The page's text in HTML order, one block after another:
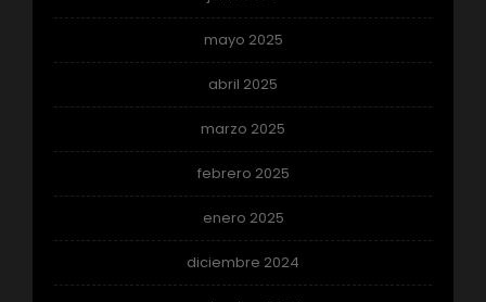
mayo 2025
abril 2025
marzo 2025
febrero 2025
enero 2025
diciembre 2024